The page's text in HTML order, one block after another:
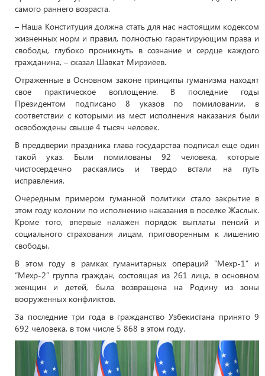
самого раннего возраста.
– Наша Конституция должна стать для нас настоящим кодексом
жизненных норм и правил, полностью гарантирующим права и
свободы, глубоко проникнуть в сознание и сердце каждого
гражданина, – сказал Шавкат Мирзиёев.
Отраженные в Основном законе принципы гуманизма находят
свое практическое воплощение. В последние годы
Президентом подписано 8 указов по помиловании, в
соответствии с которыми из мест исполнения наказания были
освобождены свыше 4 тысяч человек.
В преддверии праздника глава государства подписал еще один
такой указ. Были помилованы 92 человека, которые
чистосердечно раскаялись и твердо встали на путь
исправления.
Очередным примером гуманной политики стало закрытие в
этом году колонии по исполнению наказания в поселке Жаслык.
Кроме того, впервые налажен порядок выплаты пенсий и
социального страхования лицам, приговоренным к лишению
свободы.
В этом году в рамках гуманитарных операций “Мехр-1” и
“Мехр-2” группа граждан, состоящая из 261 лица, в основном
женщин и детей, была возвращена на Родину из зоны
вооруженных конфликтов.
За последние три года в гражданство Узбекистана принято 9
692 человека, в том числе 5 868 в этом году.